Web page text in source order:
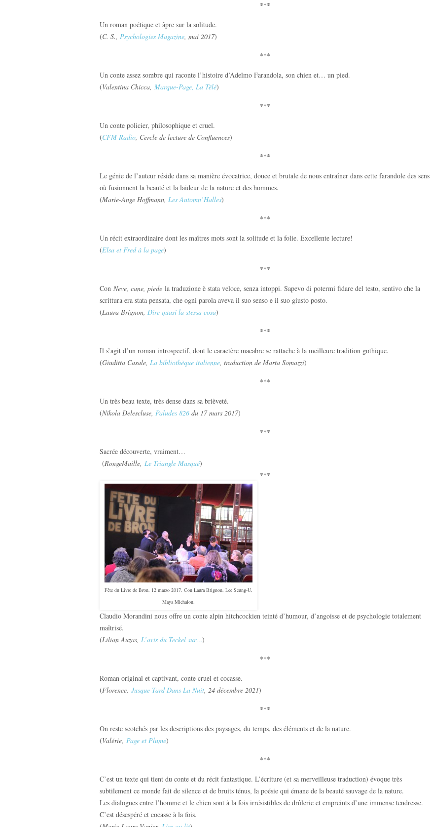
***
Un roman poétique et âpre sur la solitude.
(C. S., Psychologies Magazine, mai 2017)
***
Un conte assez sombre qui raconte l’histoire d’Adelmo Farandola, son chien et… un pied.
(Valentina Chicca, Marque-Page, La Télé)
***
Un conte policier, philosophique et cruel.
(CFM Radio, Cercle de lecture de Confluences)
***
Le génie de l’auteur réside dans sa manière évocatrice, douce et brutale de nous entraîner dans cette farandole des sens
où fusionnent la beauté et la laideur de la nature et des hommes.
(Marie-Ange Hoffmann, Les Automn’Halles)
***
Un récit extraordinaire dont les maîtres mots sont la solitude et la folie. Excellente lecture!
(Elsa et Fred à la page)
***
Con Neve, cane, piede la traduzione è stata veloce, senza intoppi. Sapevo di potermi fidare del testo, sentivo che la
scrittura era stata pensata, che ogni parola aveva il suo senso e il suo giusto posto.
(Laura Brignon, Dire quasi la stessa cosa)
***
Il s’agit d’un roman introspectif, dont le caractère macabre se rattache à la meilleure tradition gothique.
(Giuditta Casale, La bibliothèque italienne, traduction de Marta Somazzi)
***
Un très beau texte, très dense dans sa brièveté.
(Nikola Delescluse, Paludes 826 du 17 mars 2017)
***
Sacrée découverte, vraiment…
(RongeMaille, Le Triangle Masqué)
***
Fête du Livre de Bron, 12 marzo 2017. Con Laura Brignon, Lee Seung-U,
Maya Michalon.
Claudio Morandini nous offre un conte alpin hitchcockien teinté d’humour, d’angoisse et de psychologie totalement
maîtrisé.
(Lilian Auzas, L’avis du Teckel sur…)
***
Roman original et captivant, conte cruel et cocasse.
(Florence, Jusque Tard Dans La Nuit, 24 décembre 2021)
***
On reste scotchés par les descriptions des paysages, du temps, des éléments et de la nature.
(Valérie, Page et Plume)
***
C’est un texte qui tient du conte et du récit fantastique. L’écriture (et sa merveilleuse traduction) évoque très
subtilement ce monde fait de silence et de bruits ténus, la poésie qui émane de la beauté sauvage de la nature.
Les dialogues entre l’homme et le chien sont à la fois irrésistibles de drôlerie et empreints d’une immense tendresse.
C’est désespéré et cocasse à la fois.